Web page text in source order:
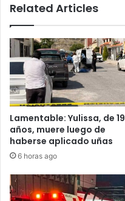
Related Articles
Lamentable: Yulissa, de 19
años, muere luego de
haberse aplicado uñas
6 horas ago